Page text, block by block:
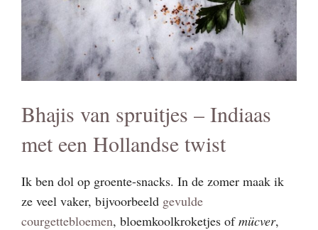
Bhajis van spruitjes – Indiaas
met een Hollandse twist
Ik ben dol op groente-snacks. In de zomer maak ik
ze veel vaker, bijvoorbeeld gevulde
courgettebloemen, bloemkoolkroketjes ofmücver,